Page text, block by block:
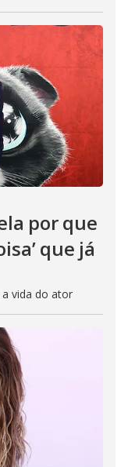
por que
que já
vida do ator